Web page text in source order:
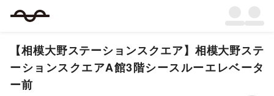
【相模大野ステーションスクエア】相模大野ステ
ーションスクエアA館3階シースルーエレベータ
ー前